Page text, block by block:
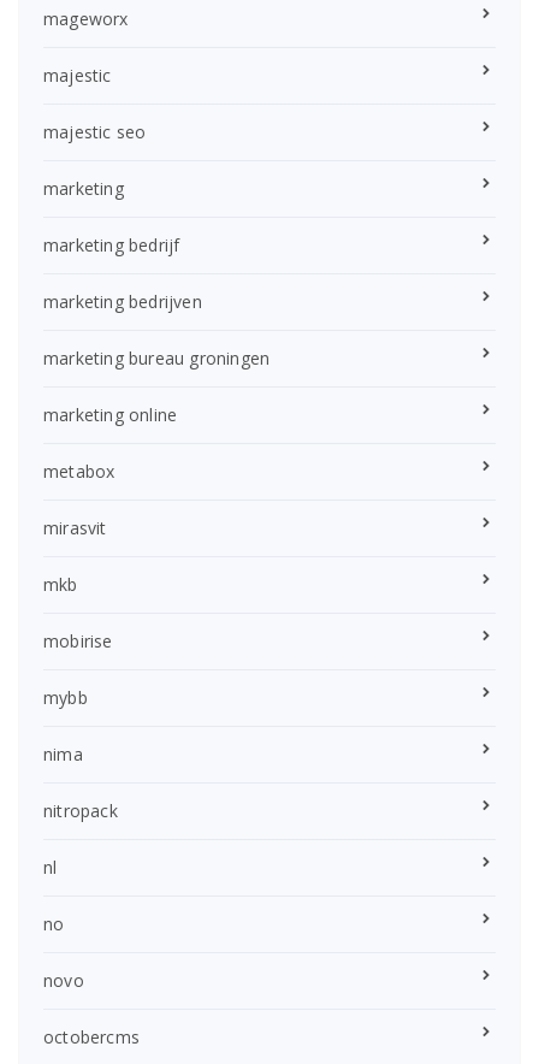
mageworx
majestic
majestic seo
marketing
marketing bedrijf
marketing bedrijven
marketing bureau groningen
marketing online
metabox
mirasvit
mkb
mobirise
mybb
nima
nitropack
nl
no
novo
octobercms